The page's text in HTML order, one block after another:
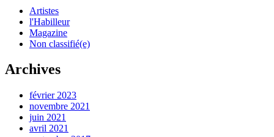
Artistes
l'Habilleur
Magazine
Non classifié(e)
Archives
février 2023
novembre 2021
juin 2021
avril 2021